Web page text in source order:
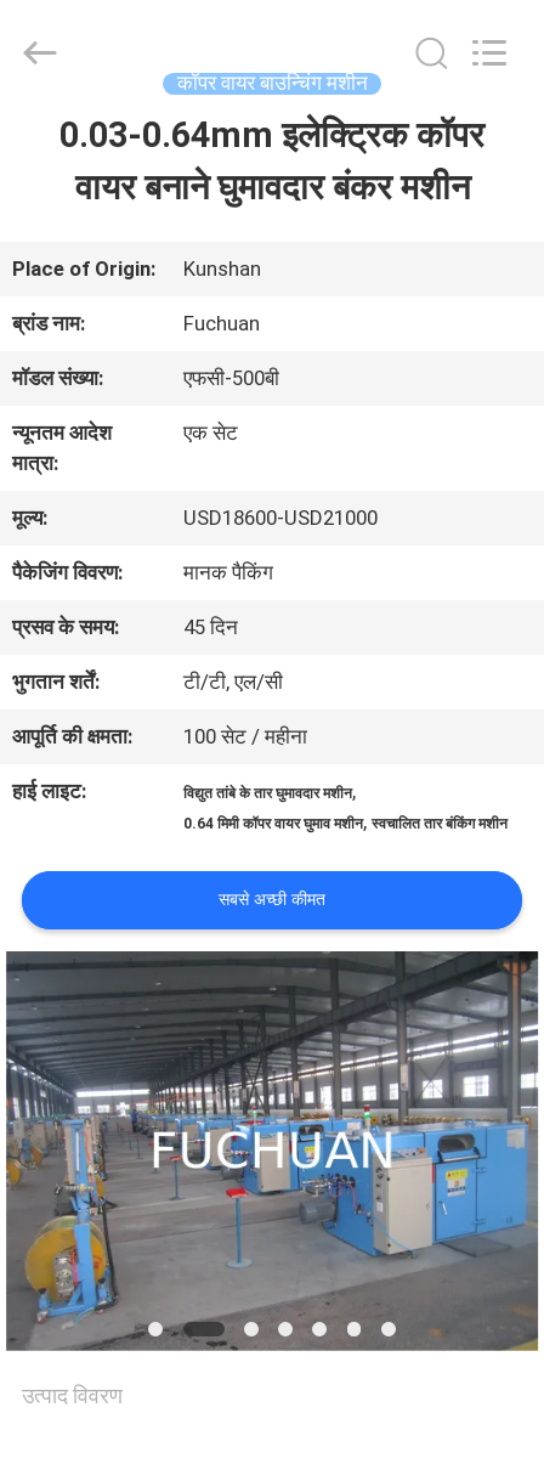
वीडियो
वीआर
शो
हमारे
बारे
में
कारखाने
का
गुणवत्ता
नियंत्रण
हमसे
संपर्क
करें
समाचार
मामले
Electrical
कॉपर वायर बाउन्चिंग मशीन
0.03-0.64mm इलेक्ट्रिक कॉपर
वायर बनाने घुमावदार बंकर मशीन
Place of Origin: Kunshan
ब्रांड नाम: Fuchuan
मॉडल संख्या: एफसी-500बी
न्यूनतम आदेश
मात्रा:
एक सेट
मूल्य: USD18600-USD21000
पैकेजिंग विवरण: मानक पैकिंग
प्रसव के समय: 45 दिन
भुगतान शर्तें: टी/टी, एल/सी
आपूर्ति की क्षमता: 100 सेट / महीना
हाई लाइट: विद्युत तांबे के तार घुमावदार मशीन,
0.64 मिमी कॉपर वायर घुमाव मशीन,स्वचालित तार बंकिंग मशीन
सबसे अच्छी कीमत
उत्पाद विवरण